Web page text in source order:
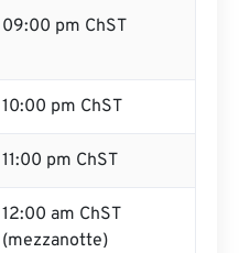
09:00 pm ChST
10:00 pm ChST
11:00 pm ChST
12:00 am ChST
(mezzanotte)